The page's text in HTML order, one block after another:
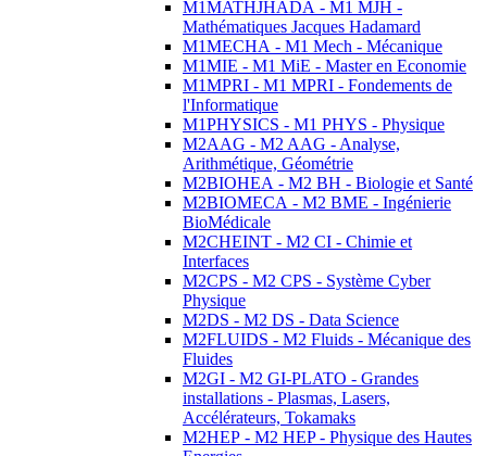
M1MATHJHADA - M1 MJH -
Mathématiques Jacques Hadamard
M1MECHA - M1 Mech - Mécanique
M1MIE - M1 MiE - Master en Economie
M1MPRI - M1 MPRI - Fondements de
l'Informatique
M1PHYSICS - M1 PHYS - Physique
M2AAG - M2 AAG - Analyse,
Arithmétique, Géométrie
M2BIOHEA - M2 BH - Biologie et Santé
M2BIOMECA - M2 BME - Ingénierie
BioMédicale
M2CHEINT - M2 CI - Chimie et
Interfaces
M2CPS - M2 CPS - Système Cyber
Physique
M2DS - M2 DS - Data Science
M2FLUIDS - M2 Fluids - Mécanique des
Fluides
M2GI - M2 GI-PLATO - Grandes
installations - Plasmas, Lasers,
Accélérateurs, Tokamaks
M2HEP - M2 HEP - Physique des Hautes